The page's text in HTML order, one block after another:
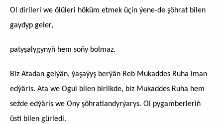
Ol dirileri we ölüleri höküm etmek üçin ýene-de şöhrat bilen
gaydyp geler,
patyşalygynyň hem soňy bolmaz.
Biz Atadan gelýän, ýaşaýyş berýän Reb Mukaddes Ruha iman
edýäris. Ata we Ogul bilen birlikde, biz Mukaddes Ruha hem
sežde edýäris we Ony şöhratlandyrýarys. Ol pygamberleriň
üsti bilen gürledi.